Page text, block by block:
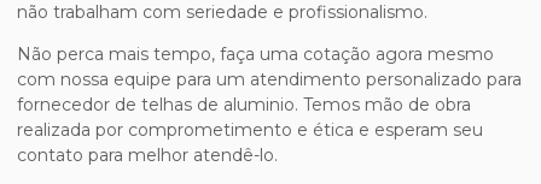
não trabalham com seriedade e profissionalismo.
Não perca mais tempo, faça uma cotação agora mesmo
com nossa equipe para um atendimento personalizado para
fornecedor de telhas de aluminio. Temos mão de obra
realizada por comprometimento e ética e esperam seu
contato para melhor atendê-lo.